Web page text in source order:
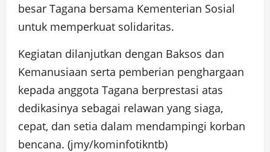
besar Tagana bersama Kementerian Sosial
untuk memperkuat solidaritas.
Kegiatan dilanjutkan dengan Baksos dan
Kemanusiaan serta pemberian penghargaan
kepada anggota Tagana berprestasi atas
dedikasinya sebagai relawan yang siaga,
cepat, dan setia dalam mendampingi korban
bencana. (jmy/kominfotikntb)